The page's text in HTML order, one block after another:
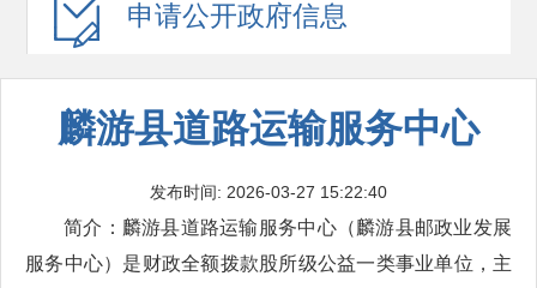
申请公开政府信息
麟游县道路运输服务中心
发布时间: 2026-03-27 15:22:40
简介：麟游县道路运输服务中心（麟游县邮政业发展
服务中心）是财政全额拨款股所级公益一类事业单位，主